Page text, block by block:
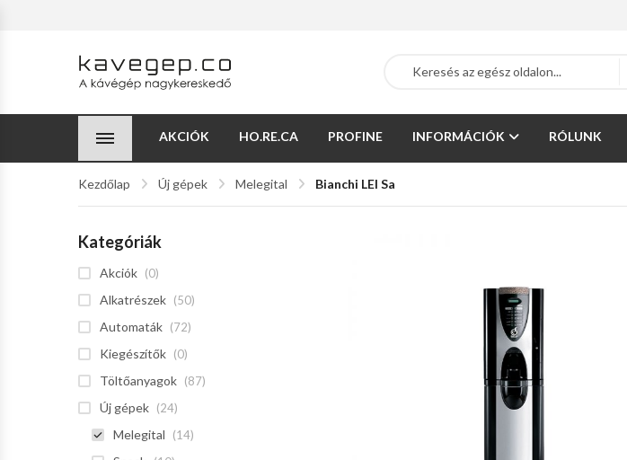
AKCIÓK HO.RE.CA PROFINE INFORMÁCIÓK RÓLUNK
Kezdőlap Új gépek Melegital Bianchi LEI Sa
Kategóriák
Akciók (0)
Alkatrészek (50)
Automaták (72)
Kiegészítők (0)
Töltőanyagok (87)
Új gépek (24)
Melegital (14)